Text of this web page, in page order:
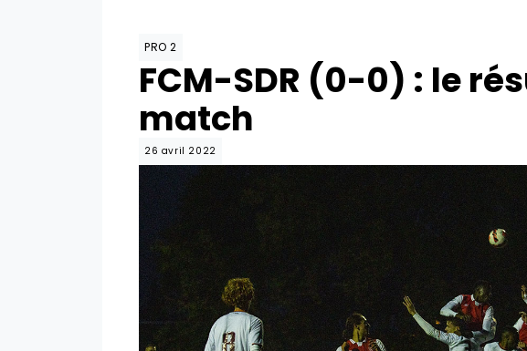
PRO 2
FCM-SDR (0-0) : le
match
26 avril 2022